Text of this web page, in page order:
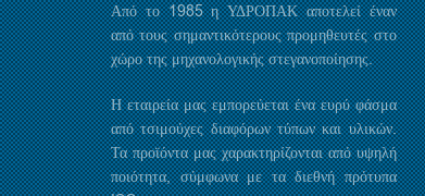
Από το 1985 η ΥΔΡΟΠΑΚ αποτελεί έναν
από τους σημαντικότερους προμηθευτές στο
χώρο της μηχανολογικής στεγανοποίησης.
Η εταιρεία μας εμπορεύεται ένα ευρύ φάσμα
από τσιμούχες διαφόρων τύπων και υλικών.
Τα προϊόντα μας χαρακτηρίζονται από υψηλή
ποιότητα, σύμφωνα με τα διεθνή πρότυπα